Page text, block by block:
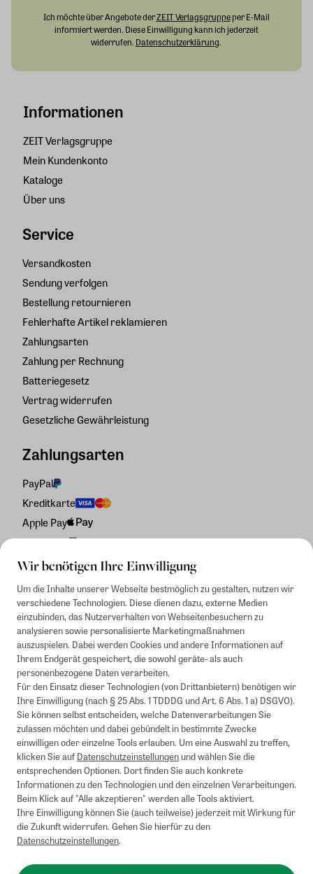
Wir benötigen Ihre Einwilligung
Um die Inhalte unserer Webseite bestmöglich zu gestalten, nutzen wir
verschiedene Technologien. Diese dienen dazu, externe Medien
einzubinden, das Nutzerverhalten von Webseitenbesuchern zu
analysieren sowie personalisierte Marketingmaßnahmen
auszuspielen. Dabei werden Cookies und andere Informationen auf
Ihrem Endgerät gespeichert, die sowohl geräte- als auch
personenbezogene Daten verarbeiten.
Für den Einsatz dieser Technologien (von Drittanbietern) benötigen wir
Ihre Einwilligung (nach § 25 Abs. 1 TDDDG und Art. 6 Abs. 1 a) DSGVO).
Sie können selbst entscheiden, welche Datenverarbeitungen Sie
zulassen möchten und dabei gebündelt in bestimmte Zwecke
einwilligen oder einzelne Tools erlauben. Um eine Auswahl zu treffen,
klicken Sie aufDatenschutzeinstellungenund wählen Sie die
entsprechenden Optionen. Dort finden Sie auch konkrete
Informationen zu den Technologien und den einzelnen Verarbeitungen.
Beim Klick auf "Alle akzeptieren" werden alle Tools aktiviert.
Ihre Einwilligung können Sie (auch teilweise) jederzeit mit Wirkung für
die Zukunft widerrufen. Gehen Sie hierfür zu den
Datenschutzeinstellungen.
Informationen
ZEIT Verlagsgruppe
Mein Kundenkonto
Kataloge
Über uns
Service
Versandkosten
Sendung verfolgen
Bestellung retournieren
Fehlerhafte Artikel reklamieren
Zahlungsarten
Zahlung per Rechnung
Batteriegesetz
Vertrag widerrufen
Gesetzliche Gewährleistung
Zahlungsarten
PayPal
Kreditkarte
Apple Pay
Rechnung
Ich möchte über Angebote derZEIT Verlagsgruppeper E-Mail
informiert werden. Diese Einwilligung kann ich jederzeit
widerrufen. Datenschutzerklärung.